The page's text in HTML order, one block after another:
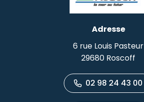
Adresse
6 rue Louis Pasteur
29680 Roscoff
02 98 24 43 00